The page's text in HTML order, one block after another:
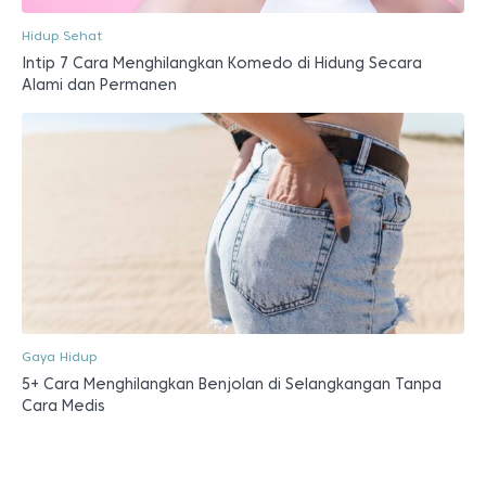
Hidup Sehat
Intip 7 Cara Menghilangkan Komedo di Hidung Secara
Alami dan Permanen
Gaya Hidup
5+ Cara Menghilangkan Benjolan di Selangkangan Tanpa
Cara Medis